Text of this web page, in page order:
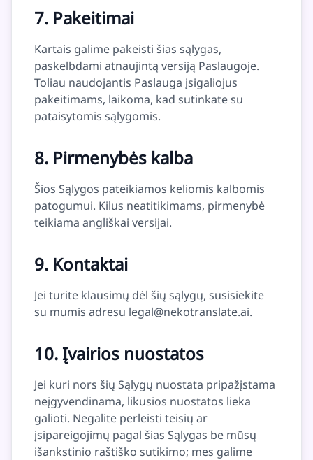
7. Pakeitimai
Kartais galime pakeisti šias sąlygas,
paskelbdami atnaujintą versiją Paslaugoje.
Toliau naudojantis Paslauga įsigaliojus
pakeitimams, laikoma, kad sutinkate su
pataisytomis sąlygomis.
8. Pirmenybės kalba
Šios Sąlygos pateikiamos keliomis kalbomis
patogumui. Kilus neatitikimams, pirmenybė
teikiama angliškai versijai.
9. Kontaktai
Jei turite klausimų dėl šių sąlygų, susisiekite
su mumis adresu legal@nekotranslate.ai.
10. Įvairios nuostatos
Jei kuri nors šių Sąlygų nuostata pripažįstama
neįgyvendinama, likusios nuostatos lieka
galioti. Negalite perleisti teisių ar
įsipareigojimų pagal šias Sąlygas be mūsų
išankstinio raštiško sutikimo; mes galime